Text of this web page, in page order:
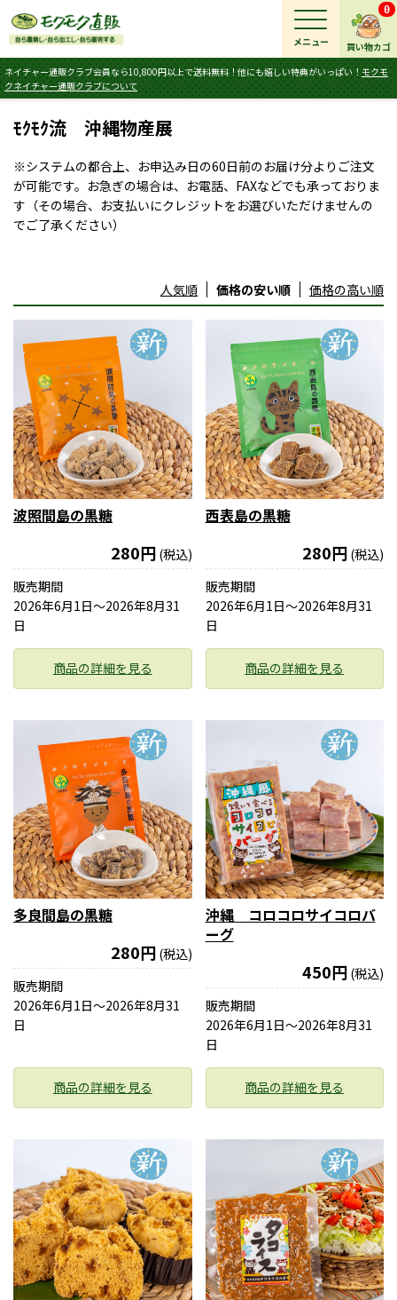
買い物カゴ
0
ネイチャー通販クラブ会員なら10,800円以上で送料無料！他にも嬉しい特典がいっぱい！ モクモ
クネイチャー通販クラブについて
メニュー
ﾓｸﾓｸ流 沖縄物産展
※システムの都合上、お申込み日の60日前のお届け分よりご注文
が可能です。お急ぎの場合は、お電話、FAXなどでも承っておりま
す（その場合、お支払いにクレジットをお選びいただけませんの
でご了承ください）
人気順 価格の安い順 価格の高い順
波照間島の黒糖
280円 (税込)
販売期間
2026年6月1日〜2026年8月31
日
商品の詳細を見る
西表島の黒糖
280円 (税込)
販売期間
2026年6月1日〜2026年8月31
日
商品の詳細を見る
多良間島の黒糖
280円 (税込)
販売期間
2026年6月1日〜2026年8月31
日
商品の詳細を見る
沖縄 コロコロサイコロバ
ーグ
450円 (税込)
販売期間
2026年6月1日〜2026年8月31
日
商品の詳細を見る